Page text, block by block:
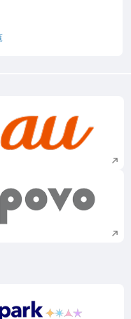
新規ウィンドウで
新規ウィンドウで